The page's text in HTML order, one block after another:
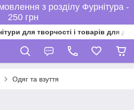
з розділу Фурнітура -
250 грн
для творчості і товарів для
Одяг та взуття